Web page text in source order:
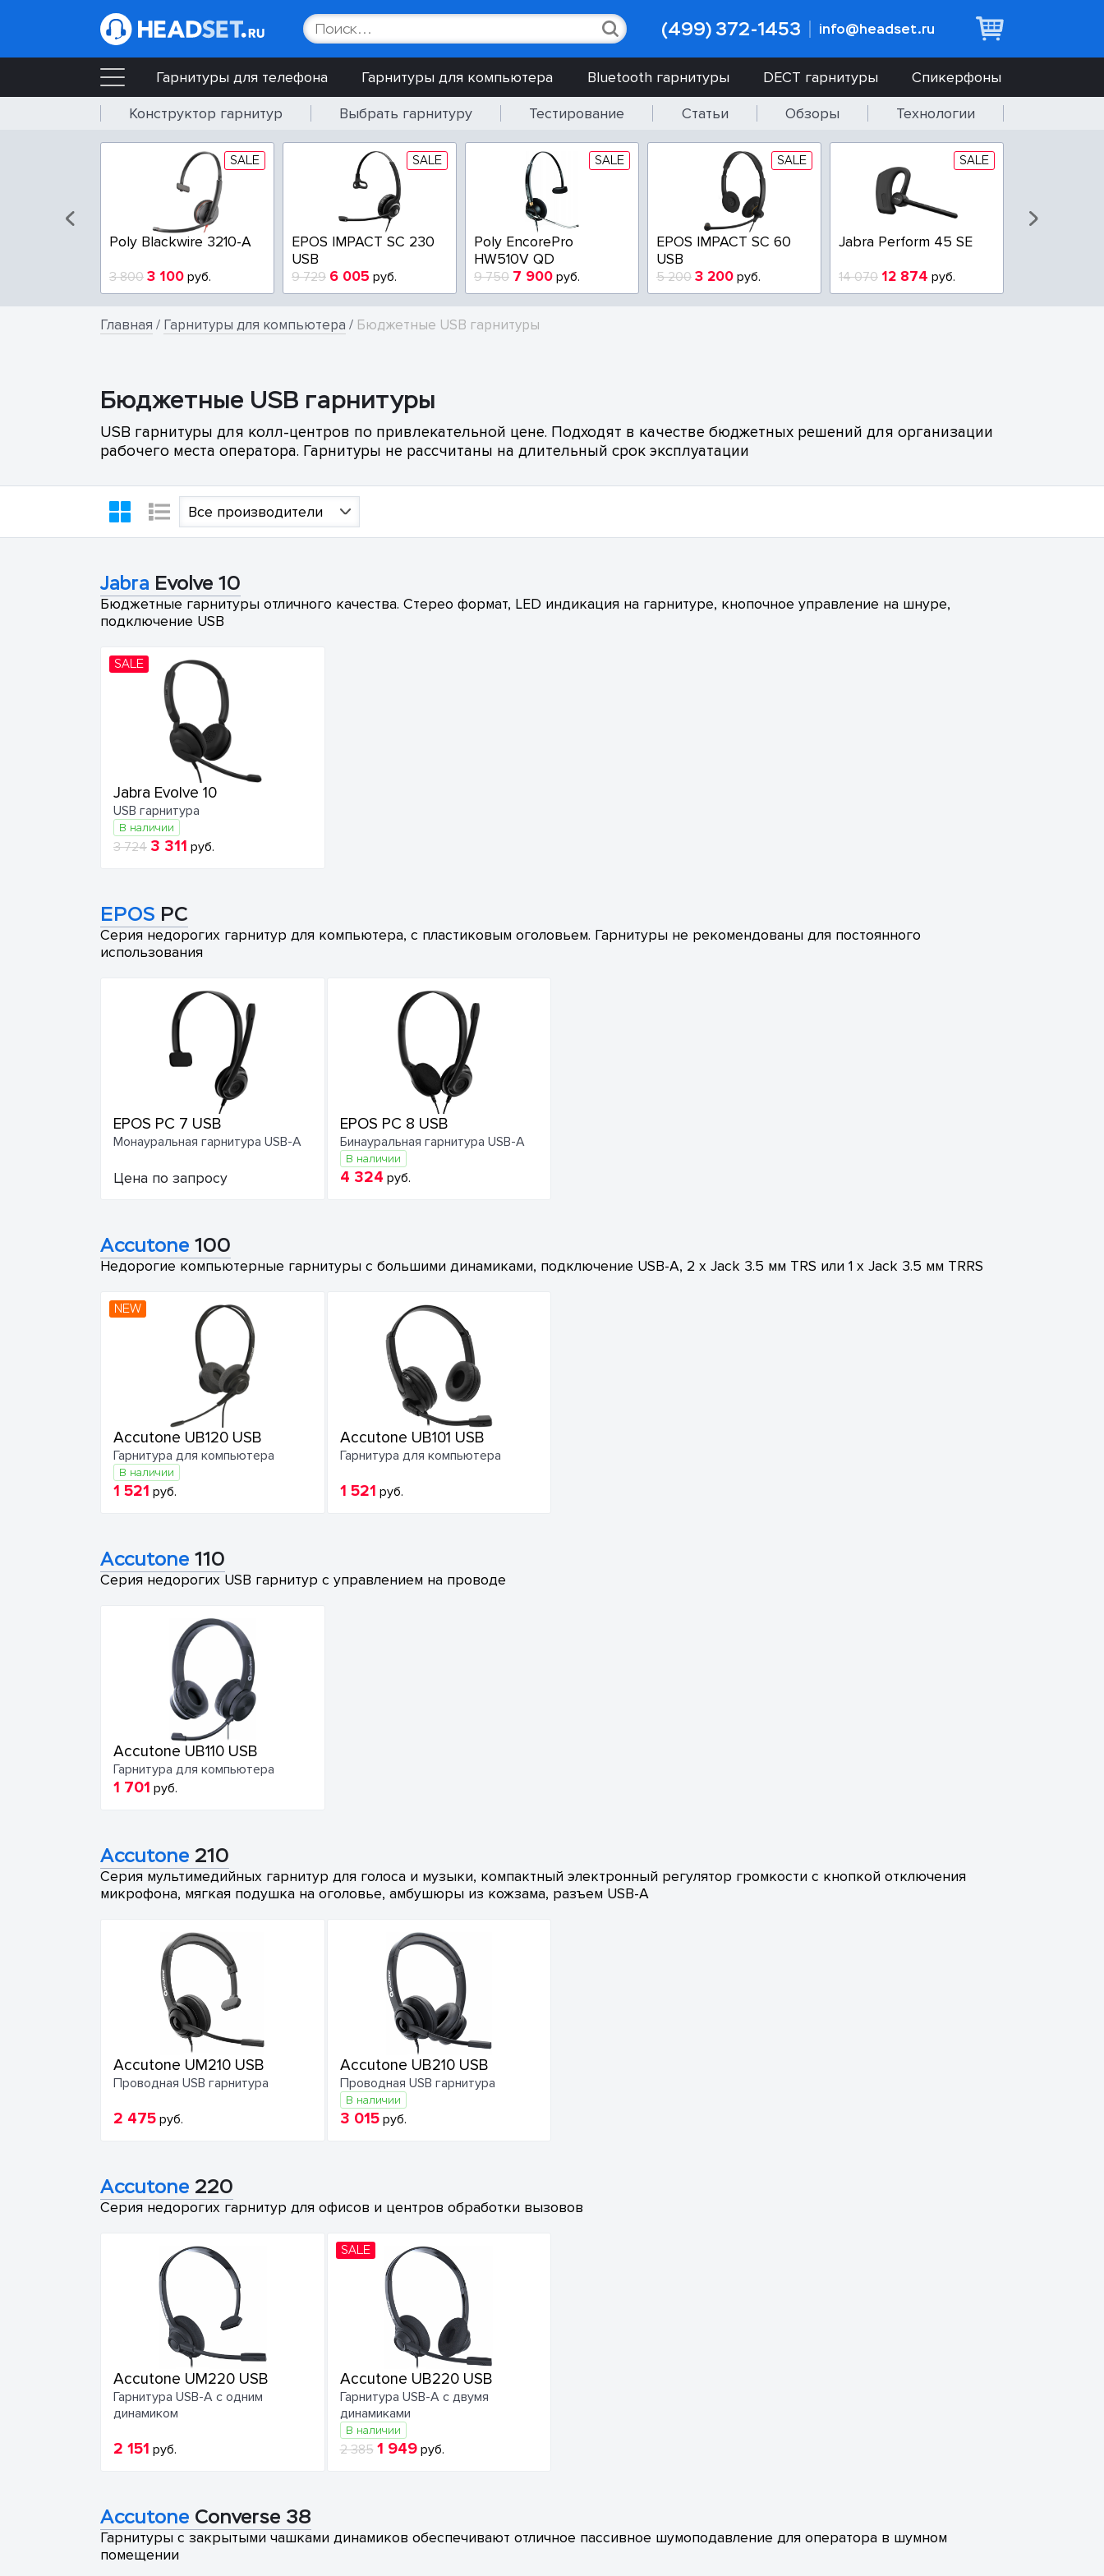
(499) 372-1453 info@headset.ru
Гарнитуры для телефона Гарнитуры для компьютера Bluetooth гарнитуры DECT гарнитуры
Спикерфоны
Конструктор гарнитур
Выбрать гарнитуру Тестирование Статьи Обзоры Технологии
SALE
Poly Blackwire 3210-A
3 800 3 100 руб.
SALE
EPOS IMPACT SC 230
USB
9 729 6 005 руб.
SALE
Poly EncorePro
HW510V QD
9 750 7 900 руб.
SALE
EPOS IMPACT SC 60
USB
5 200 3 200 руб.
SALE
Jabra Perform 45 SE
14 070 12 874 руб.
Главная / Гарнитуры для компьютера / Бюджетные USB гарнитуры
Бюджетные USB гарнитуры
USB гарнитуры для колл-центров по привлекательной цене. Подходят в качестве бюджетных решений для организации
рабочего места оператора. Гарнитуры не рассчитаны на длительный срок эксплуатации
Все производители
Jabra Evolve 10
Бюджетные гарнитуры отличного качества. Стерео формат, LED индикация на гарнитуре, кнопочное управление на шнуре,
подключение USB
SALE
Jabra Evolve 10
USB гарнитура
В наличии
3 724 3 311 руб.
EPOS PC
Серия недорогих гарнитур для компьютера, с пластиковым оголовьем. Гарнитуры не рекомендованы для постоянного
использования
EPOS PC 7 USB
Монауральная гарнитура USB-A
Цена по запросу
EPOS PC 8 USB
Бинауральная гарнитура USB-A
В наличии
4 324 руб.
Accutone 100
Недорогие компьютерные гарнитуры с большими динамиками, подключение USB-A, 2 x Jack 3.5 мм TRS или 1 x Jack 3.5 мм TRRS
NEW
Accutone UB120 USB
Гарнитура для компьютера
В наличии
1 521 руб.
Accutone UB101 USB
Гарнитура для компьютера
1 521 руб.
Accutone 110
Серия недорогих USB гарнитур с управлением на проводе
Accutone UB110 USB
Гарнитура для компьютера
1 701 руб.
Accutone 210
Серия мультимедийных гарнитур для голоса и музыки, компактный электронный регулятор громкости с кнопкой отключения
микрофона, мягкая подушка на оголовье, амбушюры из кожзама, разъем USB-A
Accutone UM210 USB
Проводная USB гарнитура
2 475 руб.
Accutone UB210 USB
Проводная USB гарнитура
В наличии
3 015руб.
Accutone 220
Серия недорогих гарнитур для офисов и центров обработки вызовов
Accutone UM220 USB
Гарнитура USB-A с одним
динамиком
2 151 руб.
SALE
Accutone UB220 USB
Гарнитура USB-A с двумя
динамиками
В наличии
2 385 1 949руб.
Accutone Converse 38
Гарнитуры с закрытыми чашками динамиков обеспечивают отличное пассивное шумоподавление для оператора в шумном
помещении